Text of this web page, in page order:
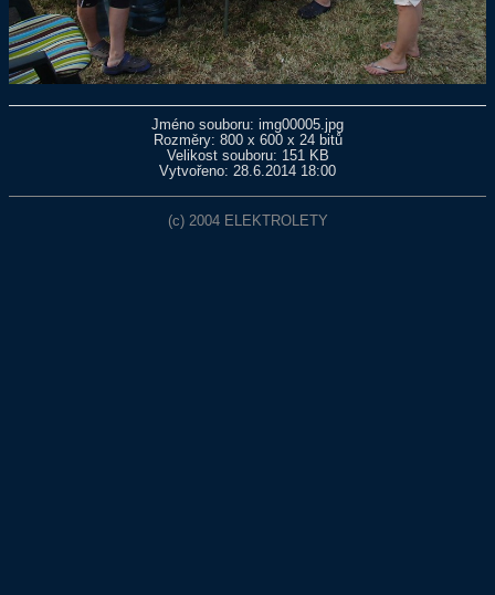
Jméno souboru: img00005.jpg
Rozměry: 800 x 600 x 24 bitů
Velikost souboru: 151 KB
Vytvořeno: 28.6.2014 18:00
(c) 2004 ELEKTROLETY